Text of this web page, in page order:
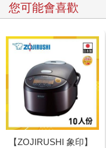
您可能會喜歡
【ZOJIRUSHI 象印】